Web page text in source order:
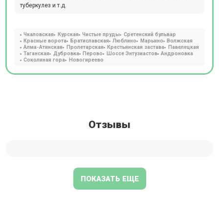
туберкулез и т.д.
Чкаловская Курская Чистые пруды
Сретенский бульвар
Красные ворота
Братиславская Люблино Марьино
Волжская
Алма-Атинская
Пролетарская Крестьянская застава
Павелецкая
Таганская
Дубровка Перово Шоссе Энтузиастов Андроновка
Соколиная гора
Новогиреево
Отзывы
ПОКАЗАТЬ ЕЩЕ